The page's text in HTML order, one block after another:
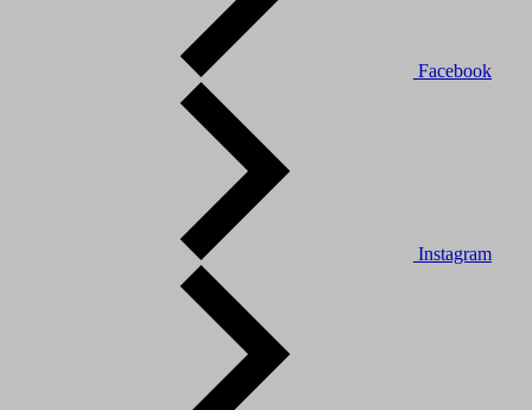
Facebook
Instagram